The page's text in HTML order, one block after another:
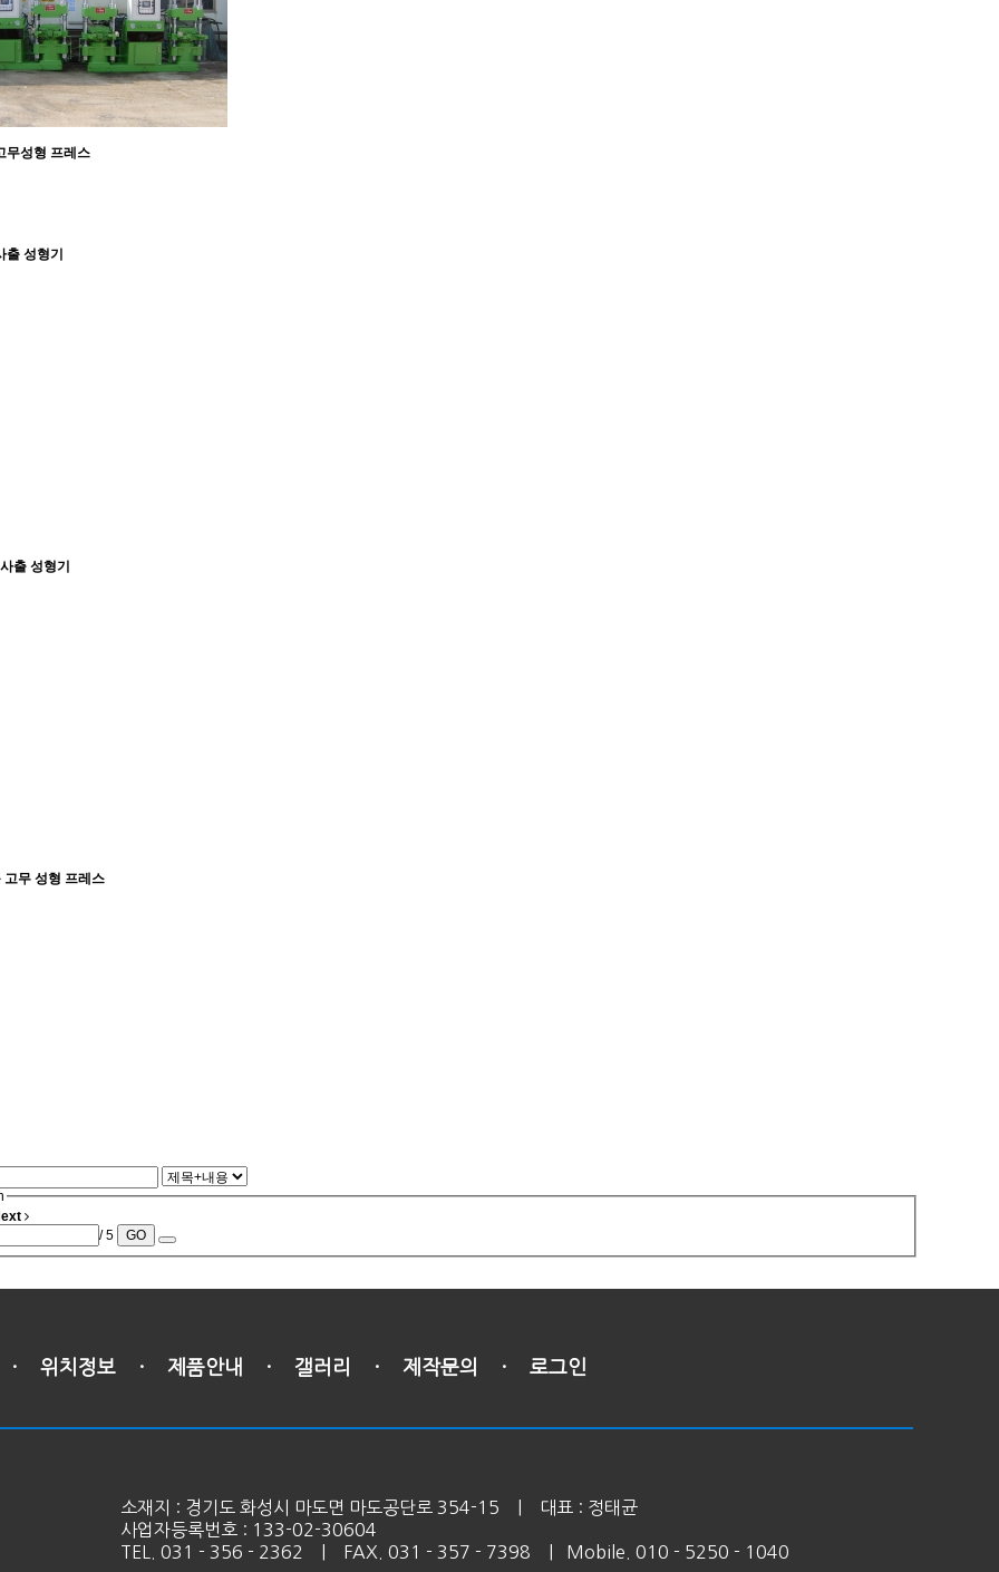
무성형 프레스
성형기
출 성형기
무 성형 프레스
/ 5
GO
· 위치정보 · 제품안내 · 갤러리 · 제작문의 · 로그인
소재지 : 경기도 화성시 마도면 마도공단로 354-15 | 대표 : 정태균
사업자등록번호 : 133-02-30604
TEL. 031 - 356 - 2362 | FAX. 031 - 357 - 7398 | Mobile. 010 - 5250 - 1040